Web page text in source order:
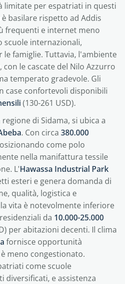
limitate per espatriati in questi
basilare rispetto ad Addis
frequenti e internet meno
scuole internazionali,
famiglie. Tuttavia, l'ambiente
le cascate del Nilo Azzurro
temperato gradevole. Gli
case confortevoli disponibili
(130-261 USD).
di Sidama, si ubica a
. Con circa 380.000
come polo
nella manifattura tessile
L'Hawassa Industrial Park
esteri e genera domanda di
qualità, logistica e
vita è notevolmente inferiore
da 10.000-25.000
per abitazioni decenti. Il clima
fornisce opportunità
meno congestionato.
come scuole
diversificati, e assistenza